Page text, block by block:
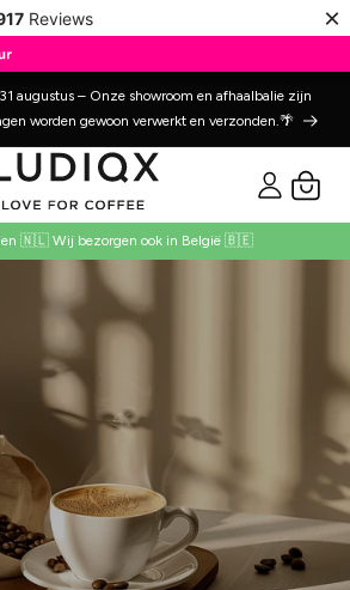
Reviews ×
augustus – Onze showroom en afhaalbalie zijn
worden gewoon verwerkt en verzonden.🌴
Inloggen
🇳🇱 Wij bezorgen ook in België 🇧🇪